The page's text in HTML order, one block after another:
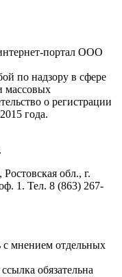
портал ООО
по надзору в сфере
массовых
о регистрации
года.
обл., г.
1. Тел. 8 (863) 267-
мнением отдельных
обязательна